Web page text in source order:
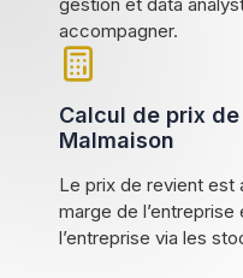
accompagner.
Calcul de prix
Malmaison
Le prix de revient
marge de
l’entreprise via les